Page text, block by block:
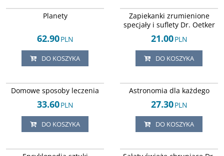
DOSTAWA EXPRESS
Planety
62.90PLN
DO KOSZYKA
DOSTAWA EXPRESS
Zapiekanki zrumienione
specjały i suflety Dr. Oetker
21.00PLN
DO KOSZYKA
DOSTAWA EXPRESS
Domowe sposoby leczenia
33.60PLN
DO KOSZYKA
DOSTAWA EXPRESS
Astronomia dla każdego
27.30PLN
DO KOSZYKA
DOSTAWA EXPRESS DOSTAWA EXPRESS